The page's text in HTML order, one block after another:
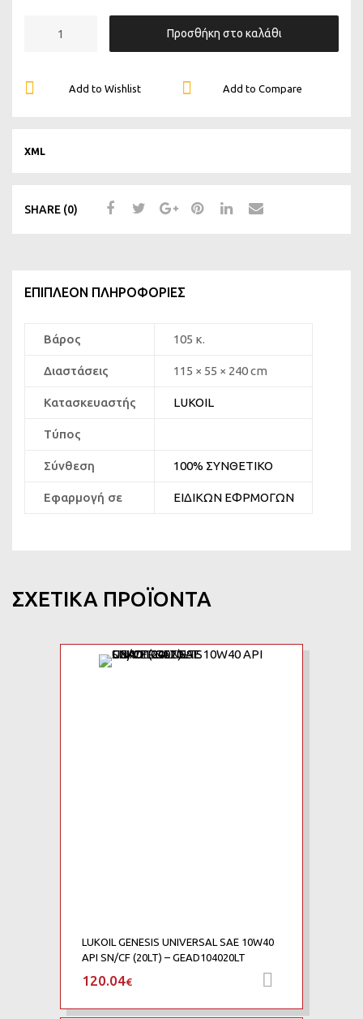
Προσθήκη στο καλάθι
Add to Compare
Add to Wishlist
XML
SHARE (0)
ΕΠΙΠΛΈΟΝ ΠΛΗΡΟΦΟΡΊΕΣ
Βάρος 105 κ.
Διαστάσεις 115 × 55 × 240 cm
Κατασκευαστής LUKOIL
Τύπος
Σύνθεση 100% ΣΥΝΘΕΤΙΚΟ
Εφαρμογή σε ΕΙΔΙΚΩΝ ΕΦΡΜΟΓΩΝ
ΣΧΕΤΙΚΆ ΠΡΟΪΌΝΤΑ
LUKOIL GENESIS UNIVERSAL SAE 10W40
API SN/CF (20LT) – GEAD104020LT
120.04€